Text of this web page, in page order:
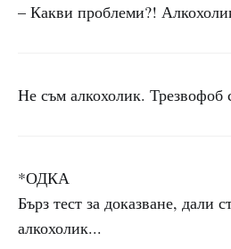
– Какви проблеми?!
Не съм алкохолик. Трезвофоб
*ОДКА
Бърз тест за доказване, дали
алкохолик...